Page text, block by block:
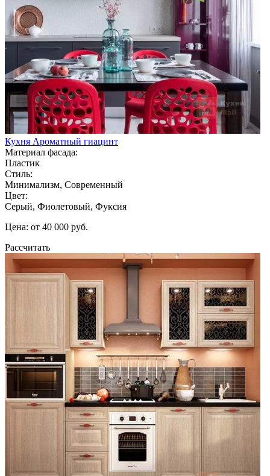
Кухня Ароматный гиацинт
Материал фасада:
Пластик
Стиль:
Минимализм, Современный
Цвет:
Серый, Фиолетовый, Фуксия
Цена: от 40 000 руб.
Рассчитать